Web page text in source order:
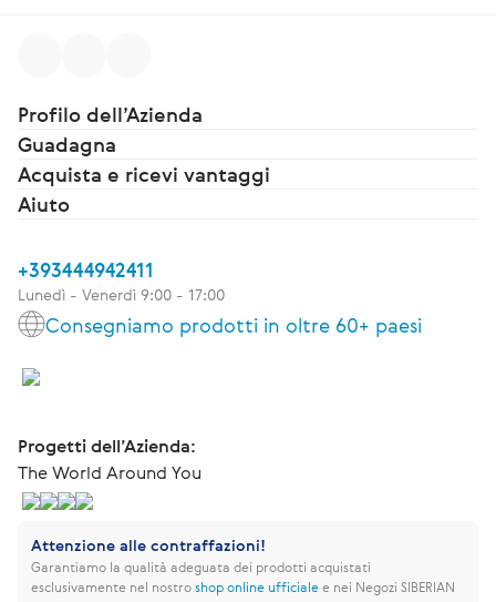
Profilo dell’Azienda
Guadagna
Acquista e ricevi vantaggi
Aiuto
+393444942411
Lunedì - Venerdì 9:00 - 17:00
Consegniamo prodotti in oltre 60+ paesi
Progetti dell’Azienda:
The World Around You
Attenzione alle contraffazioni!
Garantiamo la qualità adeguata dei prodotti acquistati
esclusivamente nel nostroshop online ufficialee nei Negozi SIBERIAN